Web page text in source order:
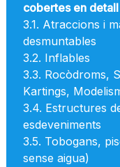
cobertes en
3.1. Atraccions i
desmuntables
3.2. Inflables
3.3. Rocòdroms,
Kartings,
3.4. Estructures
esdeveniments
3.5. Tobogans,
sense aigua)